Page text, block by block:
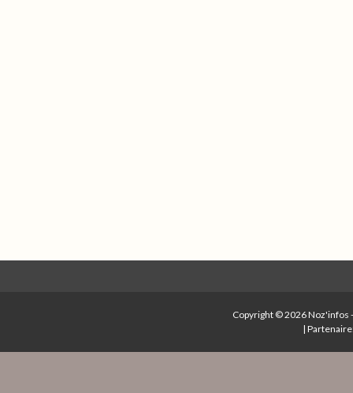
Copyright © 2026Noz'infos
|